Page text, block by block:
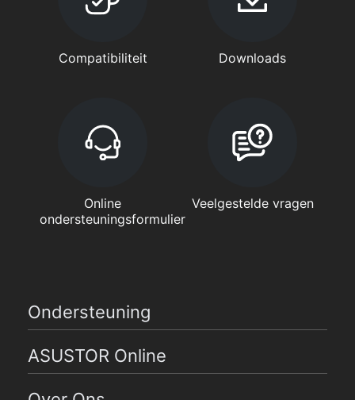
Compatibiliteit Downloads
Online
ondersteuningsformulier
Veelgestelde vragen
Ondersteuning
ASUSTOR Online